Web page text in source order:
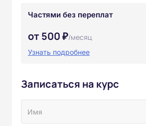
Частями без переплат
от 500 ₽/месяц
Узнать подробнее
Записаться на курс